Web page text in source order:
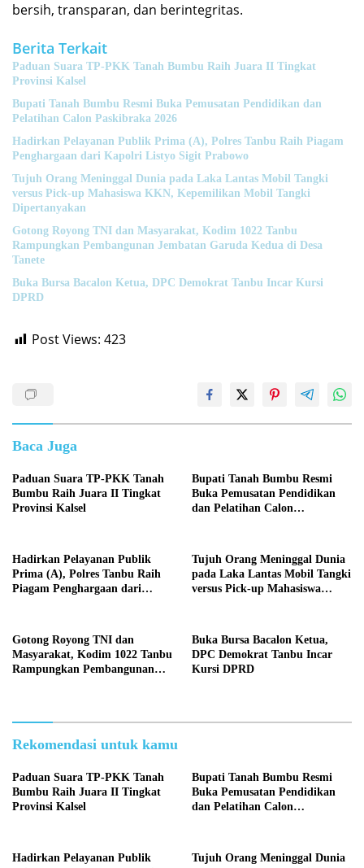
bersih, transparan, dan berintegritas.
Berita Terkait
Paduan Suara TP-PKK Tanah Bumbu Raih Juara II Tingkat
Provinsi Kalsel
Bupati Tanah Bumbu Resmi Buka Pemusatan Pendidikan dan
Pelatihan Calon Paskibraka 2026
Hadirkan Pelayanan Publik Prima (A), Polres Tanbu Raih Piagam
Penghargaan dari Kapolri Listyo Sigit Prabowo
Tujuh Orang Meninggal Dunia pada Laka Lantas Mobil Tangki
versus Pick-up Mahasiswa KKN, Kepemilikan Mobil Tangki
Dipertanyakan
Gotong Royong TNI dan Masyarakat, Kodim 1022 Tanbu
Rampungkan Pembangunan Jembatan Garuda Kedua di Desa
Tanete
Buka Bursa Bacalon Ketua, DPC Demokrat Tanbu Incar Kursi
DPRD
Post Views: 423
Baca Juga
Paduan Suara TP-PKK Tanah
Bumbu Raih Juara II Tingkat
Provinsi Kalsel
Bupati Tanah Bumbu Resmi
Buka Pemusatan Pendidikan
dan Pelatihan Calon
Hadirkan Pelayanan Publik
Prima (A), Polres Tanbu Raih
Piagam Penghargaan dari
Tujuh Orang Meninggal Dunia
pada Laka Lantas Mobil Tangki
versus Pick-up Mahasiswa
Gotong Royong TNI dan
Masyarakat, Kodim 1022 Tanbu
Rampungkan Pembangunan
Buka Bursa Bacalon Ketua,
DPC Demokrat Tanbu Incar
Kursi DPRD
Rekomendasi untuk kamu
Paduan Suara TP-PKK Tanah
Bumbu Raih Juara II Tingkat
Provinsi Kalsel
Bupati Tanah Bumbu Resmi
Buka Pemusatan Pendidikan
dan Pelatihan Calon
Hadirkan Pelayanan Publik
Tujuh Orang Meninggal Dunia